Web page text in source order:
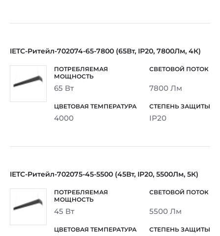
IETC-Ритейл-702074-65-7800 (65Вт, IP20, 7800Лм, 4К)
65 Вт 7800 Лм
4000 IP20
IETC-Ритейл-702075-45-5500 (45Вт, IP20, 5500Лм, 5К)
45 Вт 5500 Лм